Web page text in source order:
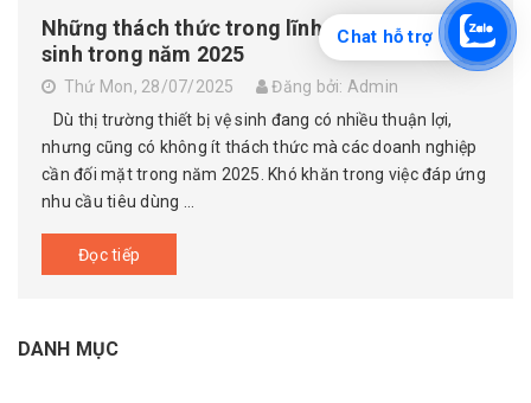
Những thách thức trong lĩnh vực thiết bị vệ
sinh trong năm 2025
Thứ Mon, 28/07/2025
Đăng bởi: Admin
Dù thị trường thiết bị vệ sinh đang có nhiều thuận lợi,
nhưng cũng có không ít thách thức mà các doanh nghiệp
cần đối mặt trong năm 2025. Khó khăn trong việc đáp ứng
nhu cầu tiêu dùng ...
Đọc tiếp
DANH MỤC
Chat hỗ trợ